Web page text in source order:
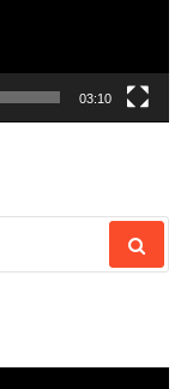
03:10